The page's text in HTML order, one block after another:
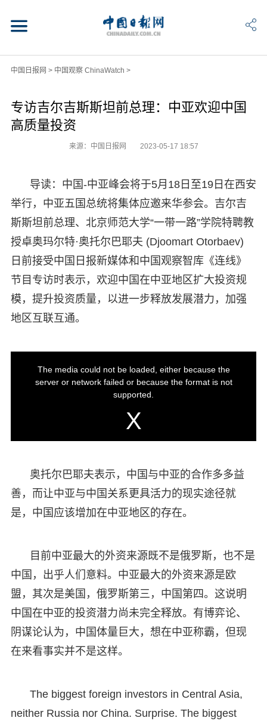
中国日报网 > 中国观察 ChinaWatch >
专访吉尔吉斯斯坦前总理：中亚欢迎中国
高质量投资
来源：中国日报网 2023-05-17 18:57
导读：中国-中亚峰会将于5月18日至19日在西安
举行，中亚五国总统将集体应邀来华参会。吉尔吉
斯斯坦前总理、北京师范大学“一带一路”学院特聘教
授卓奥玛尔特·奥托尔巴耶夫 (Djoomart Otorbaev)
日前接受中国日报新媒体和中国观察智库《连线》
节目专访时表示，欢迎中国在中亚地区扩大投资规
模，提升投资质量，以进一步释放发展潜力，加强
地区互联互通。
奥托尔巴耶夫表示，中国与中亚的合作多多益
善，而让中亚与中国关系更具活力的现实途径就
是，中国应该增加在中亚地区的存在。
目前中亚最大的外资来源既不是俄罗斯，也不是
中国，出乎人们意料。中亚最大的外资来源是欧
盟，其次是美国，俄罗斯第三，中国第四。这说明
中国在中亚的投资潜力尚未完全释放。有博弈论、
阴谋论认为，中国体量巨大，想在中亚称霸，但现
在来看事实并不是这样。
The biggest foreign investors in Central Asia,
neither Russia nor China. Surprise. The biggest